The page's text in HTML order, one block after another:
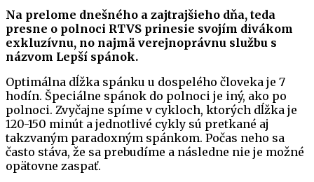
Na prelome dnešného a zajtrajšieho dňa, teda
presne o polnoci RTVS prinesie svojím divákom
exkluzívnu, no najmä verejnoprávnu službu s
názvom Lepší spánok.
Optimálna dĺžka spánku u dospelého človeka je 7
hodín. Špeciálne spánok do polnoci je iný, ako po
polnoci. Zvyčajne spíme v cykloch, ktorých dĺžka je
120-150 minút a jednotlivé cykly sú pretkané aj
takzvaným paradoxným spánkom. Počas neho sa
často stáva, že sa prebudíme a následne nie je možné
opätovne zaspať.